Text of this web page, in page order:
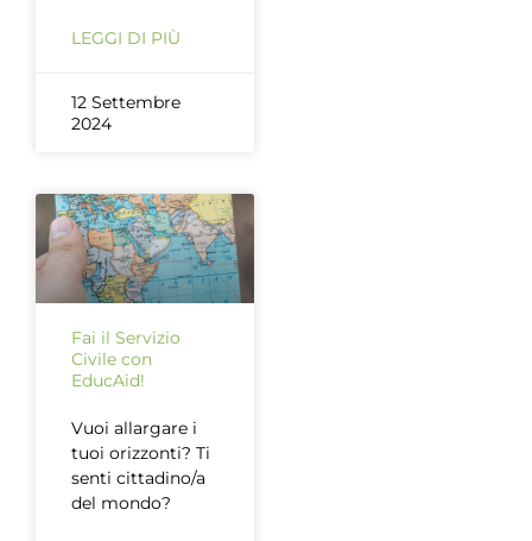
LEGGI DI PIÙ
12 Settembre
2024
Fai il Servizio
Civile con
EducAid!
Vuoi allargare i
tuoi orizzonti? Ti
senti cittadino/a
del mondo?